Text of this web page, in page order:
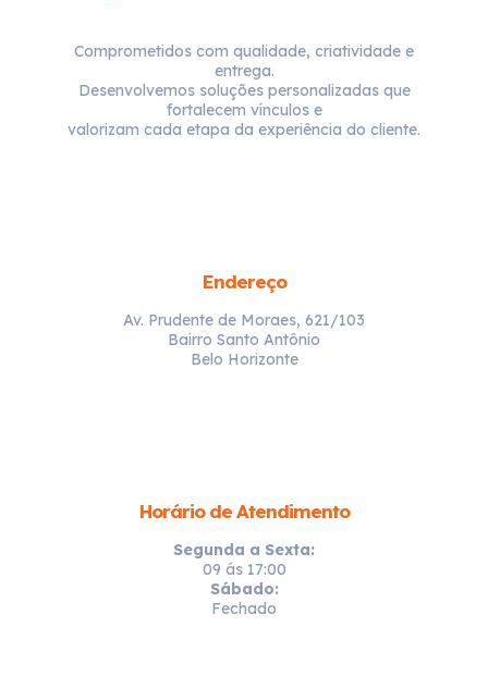
Comprometidos com qualidade, criatividade e
entrega.
Desenvolvemos soluções personalizadas que
fortalecem vínculos e
valorizam cada etapa da experiência do cliente.
Endereço
Av. Prudente de Moraes, 621/103
Bairro Santo Antônio
Belo Horizonte
Horário de Atendimento
Segunda a Sexta:
09 ás 17:00
Sábado:
Fechado